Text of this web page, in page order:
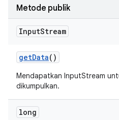
Metode publik
InputStream
getData()
Mendapatkan InputStream
dikumpulkan.
long